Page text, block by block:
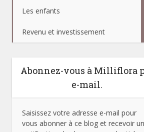
Les enfants
Revenu et investissement
Abonnez-vous à Milliflora
e-mail.
Saisissez votre adresse e-mail pour
vous abonner à ce blog et recevoir